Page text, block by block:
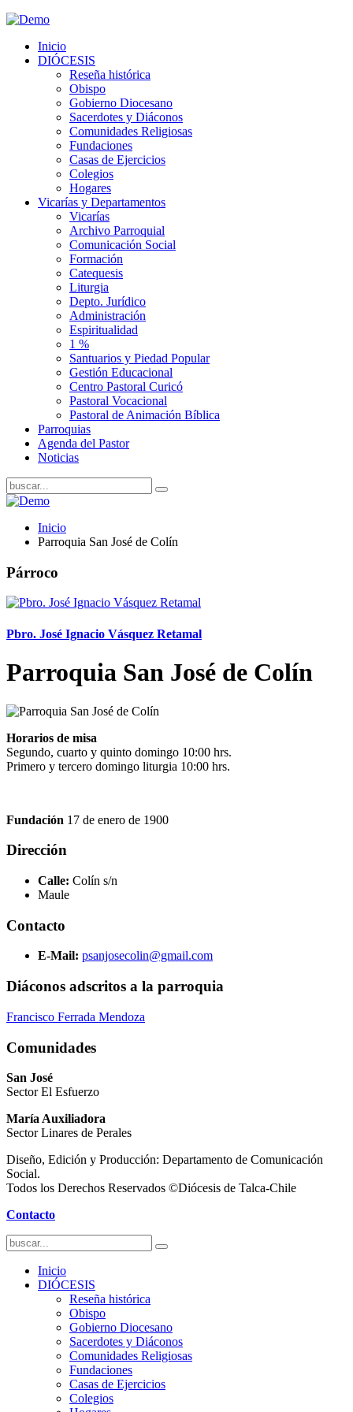
Inicio
DIÓCESIS
Reseña histórica
Obispo
Gobierno Diocesano
Sacerdotes y Diáconos
Comunidades Religiosas
Fundaciones
Casas de Ejercicios
Colegios
Hogares
Vicarías y Departamentos
Vicarías
Archivo Parroquial
Comunicación Social
Formación
Catequesis
Liturgia
Depto. Jurídico
Administración
Espiritualidad
1 %
Santuarios y Piedad Popular
Gestión Educacional
Centro Pastoral Curicó
Pastoral Vocacional
Pastoral de Animación Bíblica
Parroquias
Agenda del Pastor
Noticias
Inicio
Parroquia San José de Colín
Párroco
Pbro. José Ignacio Vásquez Retamal
Parroquia San José de Colín
Horarios de misa
Segundo, cuarto y quinto domingo 10:00 hrs.
Primero y tercero domingo liturgia 10:00 hrs.
Fundación 17 de enero de 1900
Dirección
Calle: Colín s/n
Maule
Contacto
E-Mail: psanjosecolin@gmail.com
Diáconos adscritos a la parroquia
Francisco Ferrada Mendoza
Comunidades
San José
Sector El Esfuerzo
María Auxiliadora
Sector Linares de Perales
Diseño, Edición y Producción: Departamento de Comunicación
Social.
Todos los Derechos Reservados ©Diócesis de Talca-Chile
Contacto
Inicio
DIÓCESIS
Reseña histórica
Obispo
Gobierno Diocesano
Sacerdotes y Diáconos
Comunidades Religiosas
Fundaciones
Casas de Ejercicios
Colegios